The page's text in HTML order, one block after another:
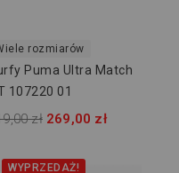
rozmiarów
Puma Ultra Match
107220 01
zł 269,00 zł
WYPRZEDAŻ!